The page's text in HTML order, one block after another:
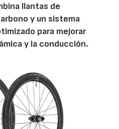
llantas de
y un sistema
para mejorar
y la conducción.